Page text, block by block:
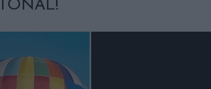
TÓNÁL!